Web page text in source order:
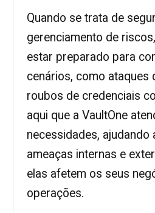
Quando se trata de
gerenciamento de
estar preparado para
cenários, como ataques
roubos de credenciais
aqui que a VaultOne
necessidades, ajudando
ameaças internas e
elas afetem os seus
operações.